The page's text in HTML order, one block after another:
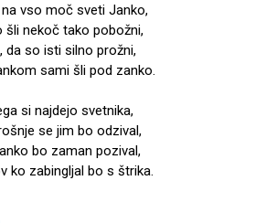
vso moč sveti Janko,
šli nekoč tako pobožni,
da so isti silno prožni,
sami šli pod zanko.
si najdejo svetnika,
se jim bo odzival,
bo zaman pozival,
ko zabingljal bo s štrika.